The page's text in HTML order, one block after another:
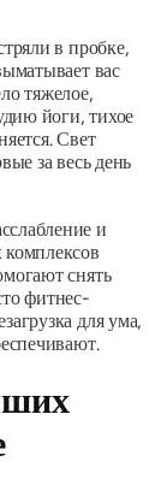
в пробке,
вас
тяжелое,
йоги, тихое
Свет
за весь день
и
снять
фитнес-
для ума,